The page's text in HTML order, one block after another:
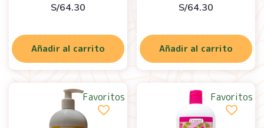
S/64.30
Añadir al carrito
S/64.30
Añadir al carrito
Favoritos Favoritos